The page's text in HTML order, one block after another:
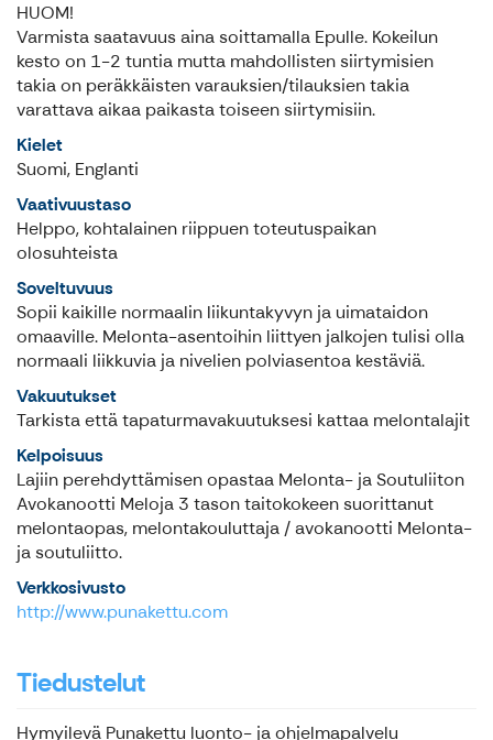
HUOM!
Varmista saatavuus aina soittamalla Epulle. Kokeilun
kesto on 1-2 tuntia mutta mahdollisten siirtymisien
takia on peräkkäisten varauksien/tilauksien takia
varattava aikaa paikasta toiseen siirtymisiin.
Kielet
Suomi, Englanti
Vaativuustaso
Helppo, kohtalainen riippuen toteutuspaikan
olosuhteista
Soveltuvuus
Sopii kaikille normaalin liikuntakyvyn ja uimataidon
omaaville. Melonta-asentoihin liittyen jalkojen tulisi olla
normaali liikkuvia ja nivelien polviasentoa kestäviä.
Vakuutukset
Tarkista että tapaturmavakuutuksesi kattaa melontalajit
Kelpoisuus
Lajiin perehdyttämisen opastaa Melonta- ja Soutuliiton
Avokanootti Meloja 3 tason taitokokeen suorittanut
melontaopas, melontakouluttaja / avokanootti Melonta-
ja soutuliitto.
Verkkosivusto
http://www.punakettu.com
Tiedustelut
Hymyilevä Punakettu luonto- ja ohjelmapalvelu